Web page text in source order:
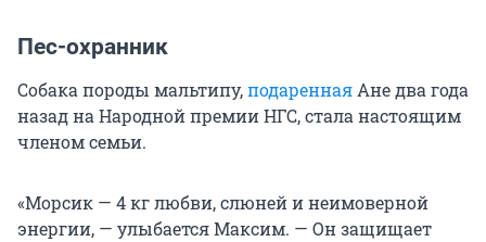
Пес-охранник
Собака породы мальтипу,подаренная Ане два года
назад на Народной премии НГС, стала настоящим
членом семьи.
«Морсик — 4 кг любви, слюней и неимоверной
энергии, — улыбается Максим. — Он защищает